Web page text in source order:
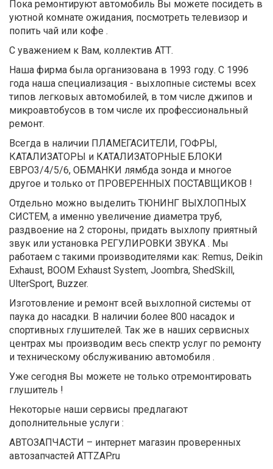
Пока ремонтируют автомобиль Вы можете посидеть в
уютной комнате ожидания, посмотреть телевизор и
попить чай или кофе .
С уважением к Вам, коллектив АТТ.
Наша фирма была организована в 1993 году. С 1996
года наша специализация - выхлопные системы всех
типов легковых автомобилей, в том числе джипов и
микроавтобусов в том числе их профессиональный
ремонт.
Всегда в наличии ПЛАМЕГАСИТЕЛИ, ГОФРЫ,
КАТАЛИЗАТОРЫ и КАТАЛИЗАТОРНЫЕ БЛОКИ
ЕВРО3/4/5/6, ОБМАНКИ лямбда зонда и многое
другое и только от ПРОВЕРЕННЫХ ПОСТАВЩИКОВ !
Отдельно можно выделить ТЮНИНГ ВЫХЛОПНЫХ
СИСТЕМ, а именно увеличение диаметра труб,
раздвоение на 2 стороны, придать выхлопу приятный
звук или установка РЕГУЛИРОВКИ ЗВУКА . Мы
работаем с такими производителями как: Remus, Deikin
Exhaust, BOOM Exhaust System, Joombra, ShedSkill,
UlterSport, Buzzer.
Изготовление и ремонт всей выхлопной системы от
паука до насадки. В наличии более 800 насадок и
спортивных глушителей. Так же в наших сервисных
центрах мы производим весь спектр услуг по ремонту
и техническому обслуживанию автомобиля .
Уже сегодня Вы можете не только отремонтировать
глушитель !
Некоторые наши сервисы предлагают
дополнительные услуги :
АВТОЗАПЧАСТИ – интернет магазин проверенных
автозапчастей ATTZAP.ru